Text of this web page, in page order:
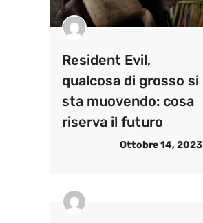
Resident Evil,
qualcosa di grosso si
sta muovendo: cosa
riserva il futuro
Ottobre 14, 2023